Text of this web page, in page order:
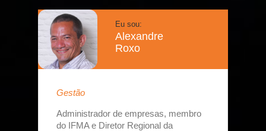
Eu sou:
Alexandre
Roxo
Gestão
Administrador de empresas, membro
do IFMA e Diretor Regional da